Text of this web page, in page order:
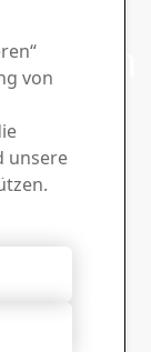
Material
zu
von
unsere